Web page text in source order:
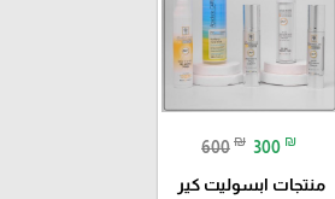
600 ₪ 300 ₪
منتجات ابسوليت كير